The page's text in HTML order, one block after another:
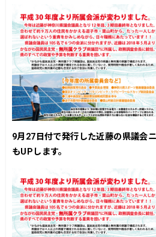
9月27日付で発行した近藤の県議会
もUPします。